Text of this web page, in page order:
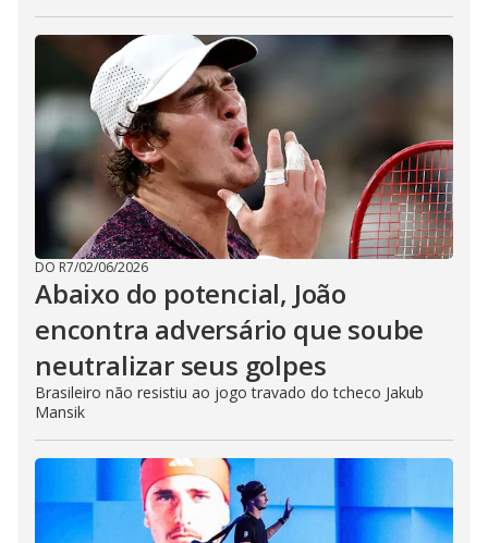
DO R7/02/06/2026
Abaixo do potencial, João
encontra adversário que soube
neutralizar seus golpes
Brasileiro não resistiu ao jogo travado do tcheco Jakub
Mansik